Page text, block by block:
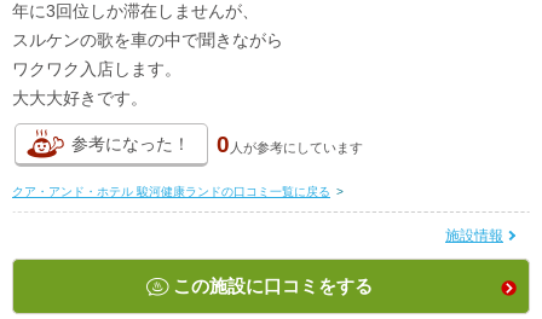
年に3回位しか滞在しませんが、
スルケンの歌を車の中で聞きながら
ワクワク入店します。
大大大好きです。
参考になった！ 0 人が参考にしています
クア・アンド・ホテル 駿河健康ランドの口コミ一覧に戻る >
施設情報
この施設に口コミをする